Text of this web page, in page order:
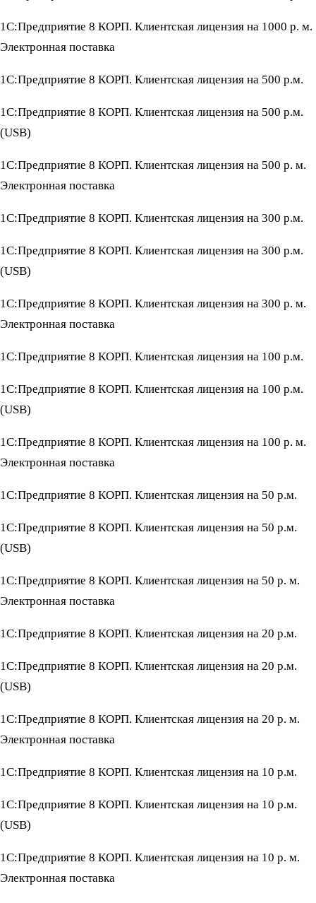
1С:Предприятие 8 КОРП. Клиентская лицензия на 1000 р. м.
Электронная поставка
1С:Предприятие 8 КОРП. Клиентская лицензия на 500 р.м.
1С:Предприятие 8 КОРП. Клиентская лицензия на 500 р.м.
(USB)
1С:Предприятие 8 КОРП. Клиентская лицензия на 500 р. м.
Электронная поставка
1С:Предприятие 8 КОРП. Клиентская лицензия на 300 р.м.
1С:Предприятие 8 КОРП. Клиентская лицензия на 300 р.м.
(USB)
1С:Предприятие 8 КОРП. Клиентская лицензия на 300 р. м.
Электронная поставка
1С:Предприятие 8 КОРП. Клиентская лицензия на 100 р.м.
1С:Предприятие 8 КОРП. Клиентская лицензия на 100 р.м.
(USB)
1С:Предприятие 8 КОРП. Клиентская лицензия на 100 р. м.
Электронная поставка
1С:Предприятие 8 КОРП. Клиентская лицензия на 50 р.м.
1С:Предприятие 8 КОРП. Клиентская лицензия на 50 р.м.
(USB)
1С:Предприятие 8 КОРП. Клиентская лицензия на 50 р. м.
Электронная поставка
1С:Предприятие 8 КОРП. Клиентская лицензия на 20 р.м.
1С:Предприятие 8 КОРП. Клиентская лицензия на 20 р.м.
(USB)
1С:Предприятие 8 КОРП. Клиентская лицензия на 20 р. м.
Электронная поставка
1С:Предприятие 8 КОРП. Клиентская лицензия на 10 р.м.
1С:Предприятие 8 КОРП. Клиентская лицензия на 10 р.м.
(USB)
1С:Предприятие 8 КОРП. Клиентская лицензия на 10 р. м.
Электронная поставка